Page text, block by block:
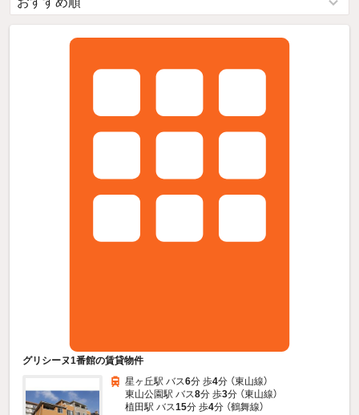
グリシーヌ1番館の賃貸物件
星ヶ丘駅 バス6分 歩4分 （東山線）
東山公園駅 バス8分 歩3分 （東山線）
植田駅 バス15分 歩4分 （鶴舞線）